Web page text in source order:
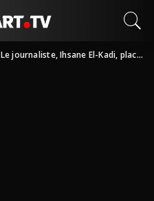
Le journaliste, Ihsane El-Kadi, placé en détention provisoire